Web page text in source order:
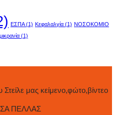
ΕΣΠΑ(1) Κεφαλαλγία (1) ΝΟΣΟΚΟΜΙΟ
(1)
μας κείμενο,φώτο,βίντεο
ΠΕΛΛΑΣ